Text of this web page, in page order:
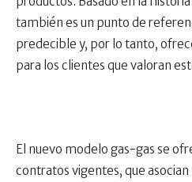
también es un punto de
predecible y, por lo tanto,
para los clientes que valoran
El nuevo modelo gas-gas se
contratos vigentes, que